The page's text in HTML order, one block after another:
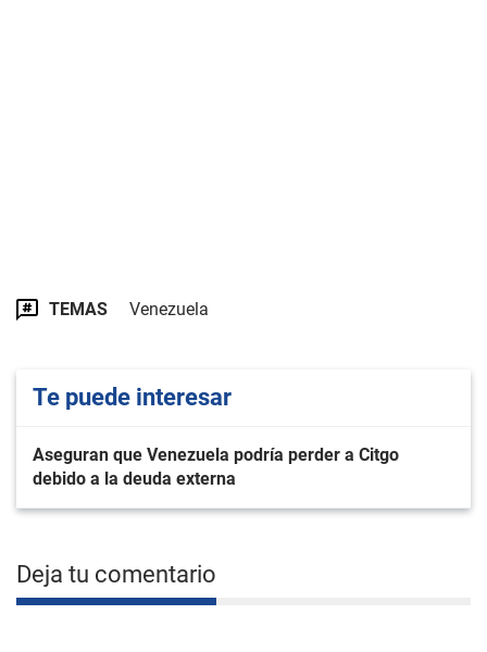
TEMAS Venezuela
Te puede interesar
Aseguran que Venezuela podría perder a Citgo
debido a la deuda externa
Deja tu comentario